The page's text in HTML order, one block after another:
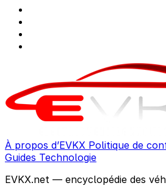
À propos d’EVKX Politique de
Guides Technologie
EVKX.net — encyclopédie des